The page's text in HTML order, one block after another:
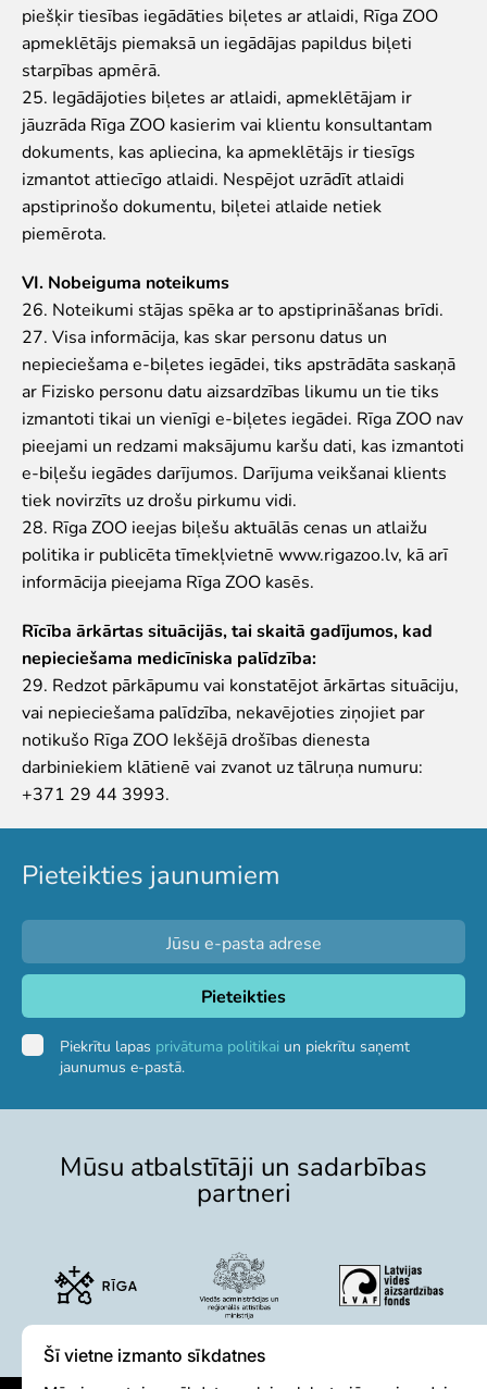
piešķir tiesības iegādāties biļetes ar atlaidi, Rīga ZOO
apmeklētājs piemaksā un iegādājas papildus biļeti
starpības apmērā.
25. Iegādājoties biļetes ar atlaidi, apmeklētājam ir
jāuzrāda Rīga ZOO kasierim vai klientu konsultantam
dokuments, kas apliecina, ka apmeklētājs ir tiesīgs
izmantot attiecīgo atlaidi. Nespējot uzrādīt atlaidi
apstiprinošo dokumentu, biļetei atlaide netiek
piemērota.
VI. Nobeiguma noteikums
26. Noteikumi stājas spēka ar to apstiprināšanas brīdi.
27. Visa informācija, kas skar personu datus un
nepieciešama e-biļetes iegādei, tiks apstrādāta saskaņā
ar Fizisko personu datu aizsardzības likumu un tie tiks
izmantoti tikai un vienīgi e-biļetes iegādei. Rīga ZOO nav
pieejami un redzami maksājumu karšu dati, kas izmantoti
e-biļešu iegādes darījumos. Darījuma veikšanai klients
tiek novirzīts uz drošu pirkumu vidi.
28. Rīga ZOO ieejas biļešu aktuālās cenas un atlaižu
politika ir publicēta tīmekļvietnē www.rigazoo.lv, kā arī
informācija pieejama Rīga ZOO kasēs.
Rīcība ārkārtas situācijās, tai skaitā gadījumos, kad
nepieciešama medicīniska palīdzība:
29. Redzot pārkāpumu vai konstatējot ārkārtas situāciju,
vai nepieciešama palīdzība, nekavējoties ziņojiet par
notikušo Rīga ZOO Iekšējā drošības dienesta
darbiniekiem klātienē vai zvanot uz tālruņa numuru:
+371 29 44 3993.
Pieteikties jaunumiem
Piekrītu lapas privātuma politikai un piekrītu saņemt
jaunumus e-pastā.
Mūsu atbalstītāji un sadarbības
partneri
Šī vietne izmanto sīkdatnes